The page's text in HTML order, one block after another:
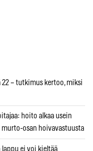
– tutkimus kertoo, miksi
hoito alkaa usein
osan hoivavastuusta
lappu ei voi kieltää